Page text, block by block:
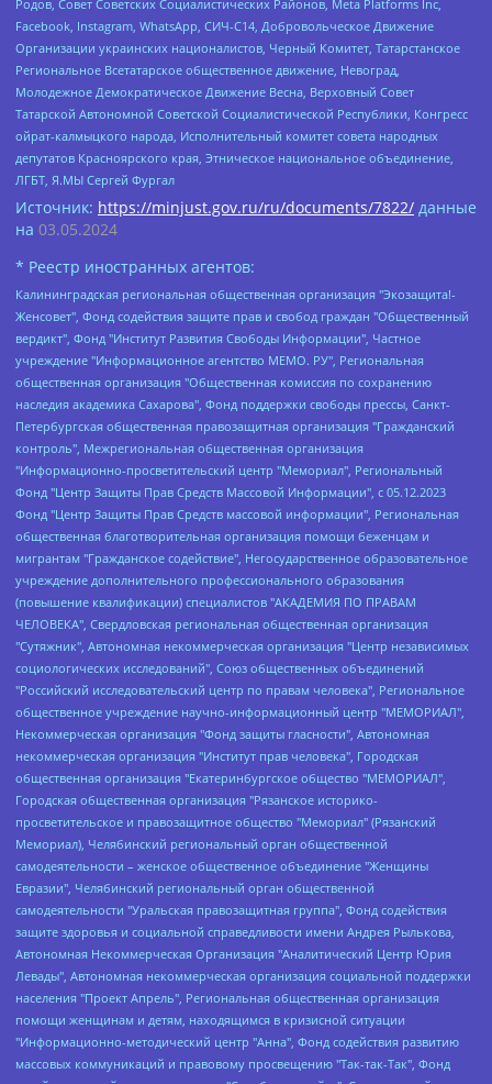
Родов, Совет Советских Социалистических Районов, Meta Platforms Inc,
Facebook, Instagram, WhatsApp, СИЧ-С14, Добровольческое Движение
Организации украинских националистов, Черный Комитет, Татарстанское
Региональное Всетатарское общественное движение, Невоград,
Молодежное Демократическое Движение Весна, Верховный Совет
Татарской Автономной Советской Социалистической Республики, Конгресс
ойрат-калмыцкого народа, Исполнительный комитет совета народных
депутатов Красноярского края, Этническое национальное объединение,
ЛГБТ, Я.МЫ Сергей Фургал
Источник: https://minjust.gov.ru/ru/documents/7822/ данные
на 03.05.2024
* Реестр иностранных агентов:
Калининградская региональная общественная организация "Экозащита!-Женсовет", Фонд содействия защите прав и свобод граждан "Общественный вердикт", Фонд "Институт Развития Свободы Информации", Частное учреждение "Информационное агентство МЕМО. РУ", Региональная общественная организация "Общественная комиссия по сохранению наследия академика Сахарова", Фонд поддержки свободы прессы, Санкт-Петербургская общественная правозащитная организация "Гражданский контроль", Межрегиональная общественная организация "Информационно-просветительский центр "Мемориал", Региональный Фонд "Центр Защиты Прав Средств Массовой Информации", с 05.12.2023 Фонд "Центр Защиты Прав Средств массовой информации", Региональная общественная благотворительная организация помощи беженцам и мигрантам "Гражданское содействие", Негосударственное образовательное учреждение дополнительного профессионального образования (повышение квалификации) специалистов "АКАДЕМИЯ ПО ПРАВАМ ЧЕЛОВЕКА", Свердловская региональная общественная организация "Сутяжник", Автономная некоммерческая организация "Центр независимых социологических исследований", Союз общественных объединений "Российский исследовательский центр по правам человека", Региональное общественное учреждение научно-информационный центр "МЕМОРИАЛ", Некоммерческая организация "Фонд защиты гласности", Автономная некоммерческая организация "Институт прав человека", Городская общественная организация "Екатеринбургское общество "МЕМОРИАЛ", Городская общественная организация "Рязанское историко-просветительское и правозащитное общество "Мемориал" (Рязанский Мемориал), Челябинский региональный орган общественной самодеятельности – женское общественное объединение "Женщины Евразии", Челябинский региональный орган общественной самодеятельности "Уральская правозащитная группа", Фонд содействия защите здоровья и социальной справедливости имени Андрея Рылькова, Автономная Некоммерческая Организация "Аналитический Центр Юрия Левады", Автономная некоммерческая организация социальной поддержки населения "Проект Апрель", Региональная общественная организация помощи женщинам и детям, находящимся в кризисной ситуации "Информационно-методический центр "Анна", Фонд содействия развитию массовых коммуникаций и правовому просвещению "Так-так-Так", Фонд содействия устойчивому развитию "Серебряная тайга", Свердловский региональный общественный фонд социальных проектов "Новое время", "Idel.Реалии", Кавказ.Реалии, Крым.Реалии, Телеканал Настоящее Время, Татаро-башкирская служба Радио Свобода (Azatliq Radiosi), Радио Свободная Европа/Радио Свобода (PCE/PC), "Сибирь.Реалии", "Фактограф", Благотворительный фонд помощи осужденным и их семьям, Автономная некоммерческая организация "Институт глобализации и социальных движений", Фонд "В защиту прав заключенных", Частное учреждение "Центр поддержки и содействия развитию средств массовой информации", Пензенский региональный общественный благотворительный фонд "Гражданский союз", "Север.Реалии", Некоммерческая организация Фонд "Правовая инициатива", Общество с ограниченной ответственностью "Радио Свободная Европа/Радио Свобода", Чешское информационное агентство "MEDIUM-ORIENT", Красноярская региональная общественная организация "Мы против СПИДа", Камалягин Денис Николаевич, Маркелов Сергей Евгеньевич, Пономарев Лев Александрович, Савицкая Людмила Алексеевна, Автономная некоммерческая организация "Центр по работе с проблемой насилия "НАСИЛИЮ.НЕТ", Межрегиональный профессиональный союз работников здравоохранения "Альянс врачей", Юридическое лицо, зарегистрированное в Латвийской Республике, SIA "Medusa Project" (регистрационный номер 40103797863, дата регистрации 10.06.2014), Некоммерческая организация "Фонд по борьбе с коррупцией", Автономная некоммерческая организация "Институт права и публичной политики", Баданин Роман Сергеевич, Гликин Максим Александрович, Железнова Мария Михайловна, Лукьянова Юлия Сергеевна, Маетная Елизавета Витальевна, Маняхин Петр Борисович, Чуракова Ольга Владимировна, Ярош Юлия Петровна, Юридическое лицо "The Insider SIA", зарегистрированное в Риге, Латвийская Республика (дата регистрации 26.06.2015), являющееся администратором доменного имени интернет-издания "The Insider SIA", https://theins.ru, Постернак Алексей Евгеньевич, Рубин Михаил Аркадьевич, Анин Роман Александрович, Юридическое лицо Istories fonds, зарегистрированное в Латвийской Республике (регистрационный номер 50008295751, дата регистрации 24.02.2020), Великовский Дмитрий Александрович, Долинина Ирина Николаевна, Мароховская Алеся Алексеевна, Шлейнов Роман Юрьевич, Шмагун Олеся Валентиновна, Общество с ограниченной ответственностью "Альтаир 2021", Общество с ограниченной ответственностью "Вега 2021", Общество с ограниченной ответственностью "Главный редактор 2021", Общество с ограниченной ответственностью "Ромашки монолит", Важенков Артем Валерьевич, Ивановская областная общественная организация "Центр гендерных исследований", Гурман Юрий Альбертович, Медиапроект "ОВД-Инфо", Егоров Владимир Владимирович, Жилинский Владимир Александрович, Общество с ограниченной ответственностью "ЗП", Иванова София Юрьевна, Карезина Инна Павловна, Кильтау Екатерина Викторовна, Петров Алексей Викторович, Пискунов Сергей Евгеньевич, Смирнов Сергей Сергеевич, Тихонов Михаил Сергеевич, Общество с ограниченной ответственностью "ЖУРНАЛИСТ-ИНОСТРАННЫЙ АГЕНТ", Арапова Галина Юрьевна, Вольтская Татьяна Анатольевна, Американская компания "Mason G.E.S. Anonymous Foundation" (США), являющаяся владельцем интернет-издания https://mnews.world/, Компания "Stichting Bellingcat", зарегистрированная в Нидерландах (дата регистрации 11.07.2018), Захаров Андрей Вячеславович, Клепиковская Екатерина Дмитриевна, Общество с ограниченной ответственностью "МЕМО", Перл Роман Александрович, Симонов Евгений Алексеевич, Соловьева Елена Анатольевна, Сотников Даниил Владимирович, Сурначева Елизавета Дмитриевна, Автономная некоммерческая организация по защите прав человека и информированию населения "Якутия – Наше Мнение", Общество с ограниченной ответственностью "Москоу диджитал медиа", с 26.01.2023 Общество с ограниченной ответственностью "Чайка Белые сады", Ветошкина Валерия Валерьевна, Заговора Максим Александрович, Межрегиональное общественное движение "Российская ЛГБТ - сеть", Оленичев Максим Владимирович, Павлов Иван Юрьевич, Скворцова Елена Сергеевна, Общество с ограниченной ответственностью "Как бы инагент", Кочетков Игорь Викторович, Общество с ограниченной ответственностью "Честные выборы", Еланчик Олег Александрович, Общество с ограниченной ответственностью "Нобелевский призыв", Гималова Регина Эмилевна, Григорьев Андрей Валерьевич, Григорьева Алина Александровна, Ассоциация по содействию защите прав призывников, альтернативнослужащих и военнослужащих "Правозащитная группа "Гражданин.Армия.Право", Хисамова Регина Фаритовна, Автономная некоммерческая организация по реализации социально-правовых программ "Лилит", Дальневосточное общественное движение "Маяк", Санкт-Петербургская ЛГБТ-инициативная группа "Выход", Инициативная группа ЛГБТ+ "Реверс", Алексеев Андрей Викторович, Бекбулатова Таисия Львовна, Беляев Иван Михайлович, Владыкина Елена Сергеевна, Гельман Марат Александрович, Никульшина Вероника Юрьевна, Толоконникова Надежда Андреевна, Шендерович Виктор Анатольевич, Общество с ограниченной ответственностью "Данное сообщение", Общество с ограниченной ответственностью Издательский дом "Новая глава", Айнбиндер Александра Александровна, Московский комьюнити-центр для ЛГБТ+инициатив, Благотворительный фонд развития филантропии, Deutsche Welle (Германия, Kurt-Schumacher-Strasse 3, 53113 Bonn), Борзунова Мария Михайловна, Воробьев Виктор Викторович, Голубева Анна Львовна, Константинова Алла Михайловна, Малкова Ирина Владимировна, Мурадов Мурад Абдулгалимович, Осетинская Елизавета Николаевна, Понасенков Евгений Николаевич, Ганапольский Матвей Юрьевич, Киселев Евгений Алексеевич, Борухович Ирина Григорьевна, Дремин Иван Тимофеевич, Дубровский Дмитрий Викторович, Красноярская региональная общественная организация поддержки и развития альтернативных образовательных технологий и межкультурных коммуникаций "ИНТЕРРА", Маяковская Екатерина Алексеевна, Фейгин Марк Захарович, Филимонов Андрей Викторович, Дзугкоева Регина Николаевна, Доброхотов Роман Александрович, Дудь Юрий Александрович, Елкин Сергей Владимирович, Кругликов Кирилл Игоревич, Сабунаева Мария Леонидовна, Семенов Алексей Владимирович, Шаинян Карен Багратович, Шульман Екатерина Михайловна, Асафьев Артур Валерьевич, Вахштайн Виктор Семенович, Венедиктов Алексей Алексеевич, Лушникова Екатерина Евгеньевна, Волков Леонид Михайлович, Невзоров Александр Глебович, Пархоменко Сергей Борисович, Сироткин Ярослав Николаевич, Кара-Мурза Владимир Владимирович, Баранова Наталья Владимировна, Гозман Леонид Яковлевич, Кагарлицкий Борис Юльевич, Климарев Михаил Валерьевич, Милов Владимир Станиславович, Автономная некоммерческая организация Краснодарский центр современного искусства "Типография", Моргенштерн Алишер Тагирович, Соболь Любовь Эдуардовна, Общество с ограниченной ответственностью "ЛИЗА НОРМ", Каспаров Гарри Кимович, Ходорковский Михаил Борисович, Общество с ограниченной ответственностью "Апрельские тезисы", Данилович Ирина Брониславовна, Кашин Олег Владимирович, Петров Николай Владимирович, Пивоваров Алексей Владимирович, Соколов Михаил Владимирович, Цветкова Юлия Владимировна, Чичваркин Евгений Александрович, Комитет против пыток/Команда против пыток, Общество с ограниченной ответственностью "Первый научный", Общество с ограниченной ответственностью "Вертолет и ко", Белоцерковская Вероника Борисовна, Кац Максим Евгеньевич, Лазарева Татьяна Юрьевна, Шаведдинов Руслан Табризович, Яшин Илья Валерьевич, Общество с ограниченной ответственностью "Иноагент ААВ", Алешковский Дмитрий Петрович, Альбац Евгения Марковна, Быков Дмитрий Львович, Галямина Юлия Евгеньевна, Лойко Сергей Леонидович, Мартынов Кирилл Константинович, Медведев Сергей Александрович, Крашенинников Федор Геннадиевич, Гордеева Катерина Вл